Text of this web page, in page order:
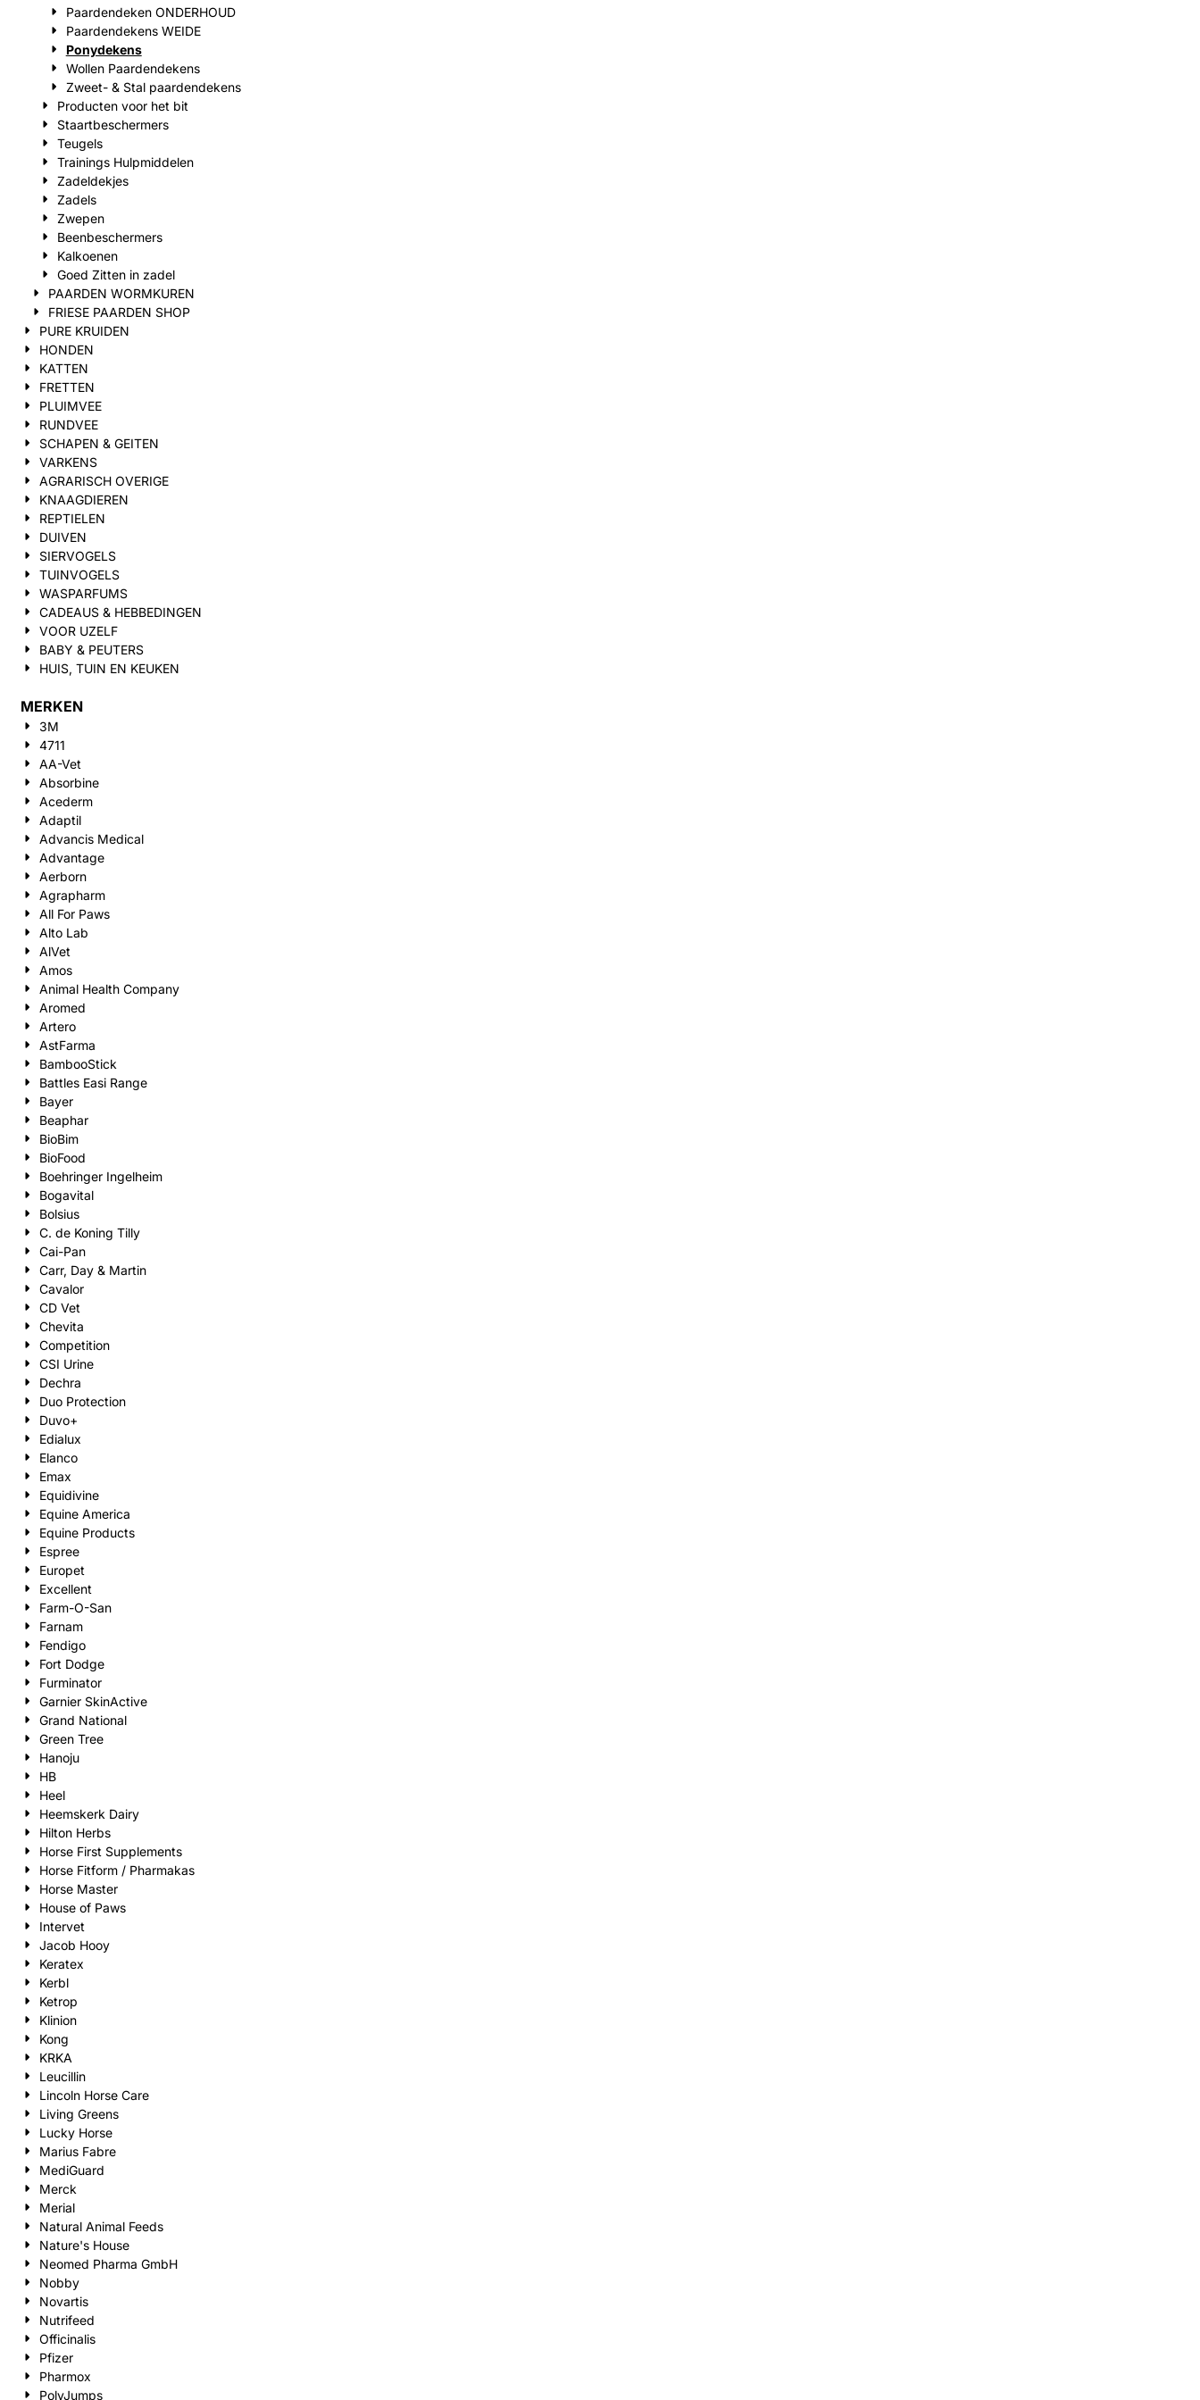
Paardendeken ONDERHOUD
Paardendekens WEIDE
Ponydekens
Wollen Paardendekens
Zweet- & Stal paardendekens
Producten voor het bit
Staartbeschermers
Teugels
Trainings Hulpmiddelen
Zadeldekjes
Zadels
Zwepen
Beenbeschermers
Kalkoenen
Goed Zitten in zadel
PAARDEN WORMKUREN
FRIESE PAARDEN SHOP
PURE KRUIDEN
HONDEN
KATTEN
FRETTEN
PLUIMVEE
RUNDVEE
SCHAPEN & GEITEN
VARKENS
AGRARISCH OVERIGE
KNAAGDIEREN
REPTIELEN
DUIVEN
SIERVOGELS
TUINVOGELS
WASPARFUMS
CADEAUS & HEBBEDINGEN
VOOR UZELF
BABY & PEUTERS
HUIS, TUIN EN KEUKEN
MERKEN
3M
4711
AA-Vet
Absorbine
Acederm
Adaptil
Advancis Medical
Advantage
Aerborn
Agrapharm
All For Paws
Alto Lab
AlVet
Amos
Animal Health Company
Aromed
Artero
AstFarma
BambooStick
Battles Easi Range
Bayer
Beaphar
BioBim
BioFood
Boehringer Ingelheim
Bogavital
Bolsius
C. de Koning Tilly
Cai-Pan
Carr, Day & Martin
Cavalor
CD Vet
Chevita
Competition
CSI Urine
Dechra
Duo Protection
Duvo+
Edialux
Elanco
Emax
Equidivine
Equine America
Equine Products
Espree
Europet
Excellent
Farm-O-San
Farnam
Fendigo
Fort Dodge
Furminator
Garnier SkinActive
Grand National
Green Tree
Hanoju
HB
Heel
Heemskerk Dairy
Hilton Herbs
Horse First Supplements
Horse Fitform / Pharmakas
Horse Master
House of Paws
Intervet
Jacob Hooy
Keratex
Kerbl
Ketrop
Klinion
Kong
KRKA
Leucillin
Lincoln Horse Care
Living Greens
Lucky Horse
Marius Fabre
MediGuard
Merck
Merial
Natural Animal Feeds
Nature's House
Neomed Pharma GmbH
Nobby
Novartis
Nutrifeed
Officinalis
Pfizer
Pharmox
PolyJumps